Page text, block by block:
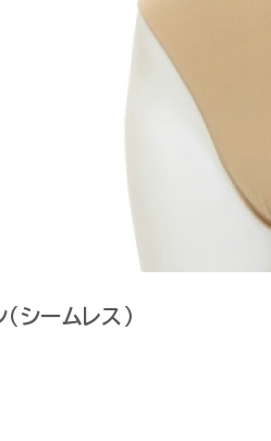
シームレス）